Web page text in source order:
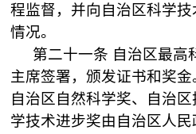
程监督，并向自治区科学
情况。
第二十一条 自治区最高
主席签署，颁发证书和奖金
自治区自然科学奖、自治
学技术进步奖由自治区人民